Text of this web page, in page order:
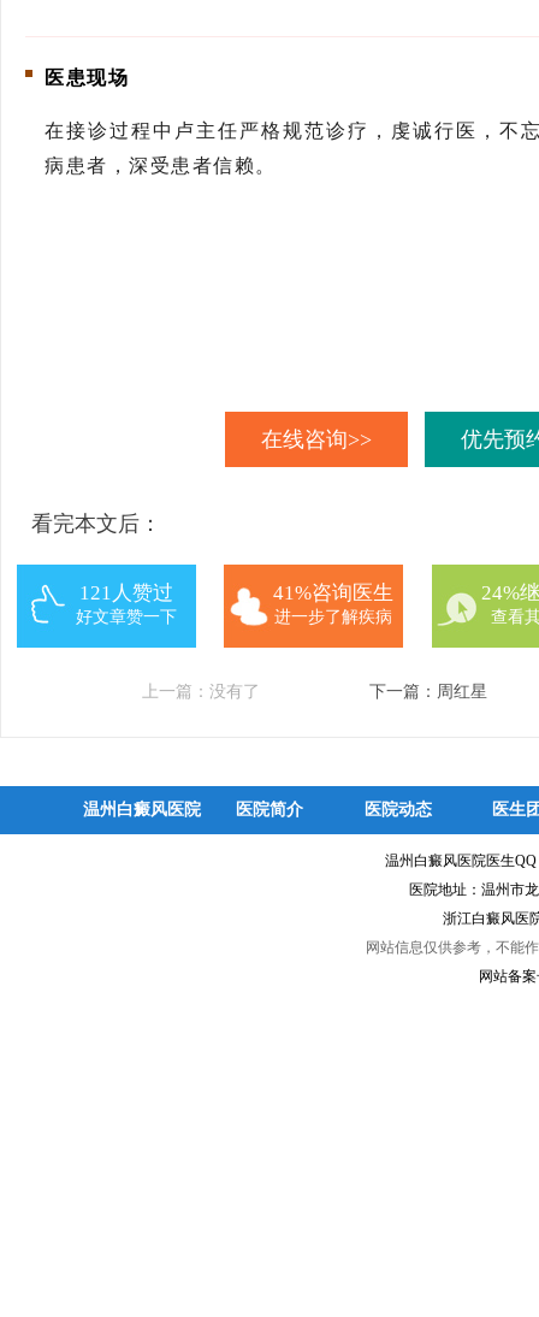
医患现场
在接诊过程中卢主任严格规范诊疗，虔诚行医，不
病患者，深受患者信赖。
在线咨询>> 优先预
看完本文后：
121人赞过
好文章赞一下
41%咨询医生
进一步了解疾病
24%
查看
上一篇：没有了 下一篇： 周红星
温州白癜风医院 医院简介 医院动态 医生
温州白癜风医院医生
医院地址：温州市
浙江白癜风医
网站信息仅供参考，不能
网站备